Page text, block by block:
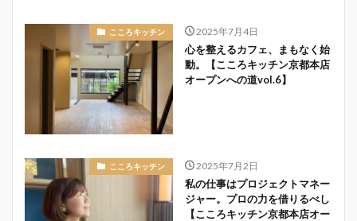
こころキッチン 2025年7月4日
心を整えるカフェ、まもなく始
動。【こころキッチン京都本店
オープンへの道vol.6】
こころキッチン 2025年7月2日
私の仕事はプロジェクトマネー
ジャー。プロの力を借りるべし
【こころキッチン京都本店オー